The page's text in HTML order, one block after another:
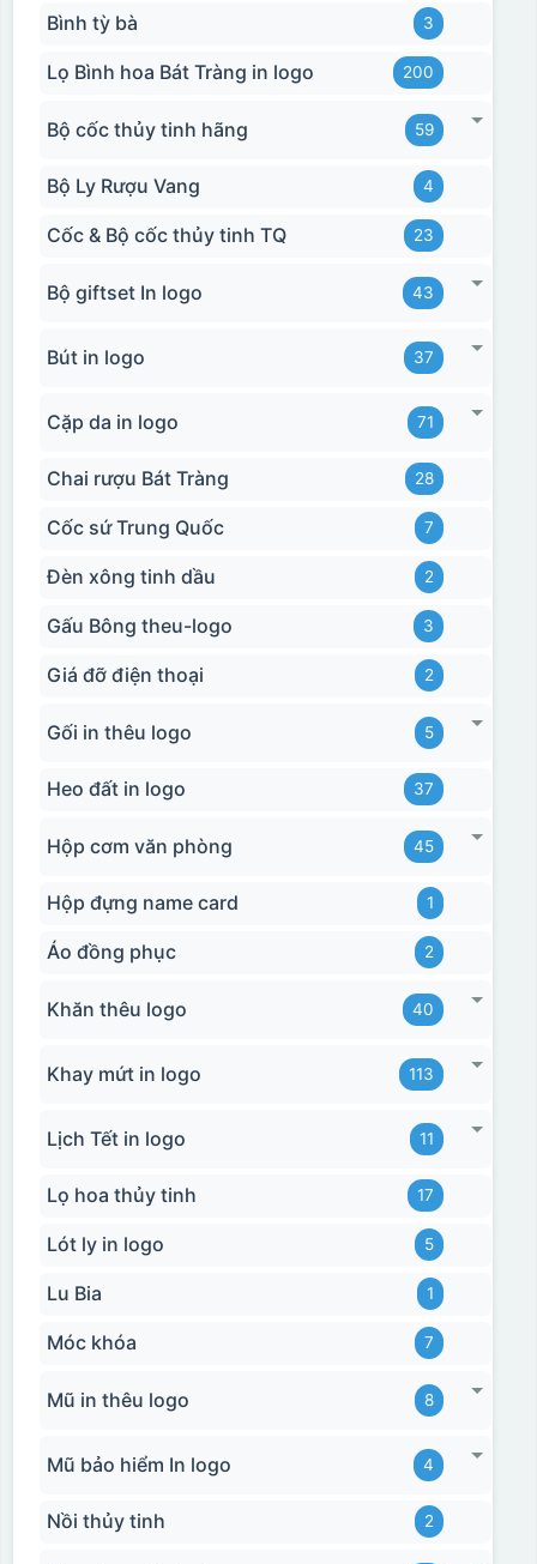
Bình tỳ bà 3
Lọ Bình hoa Bát Tràng in logo 200
Bộ cốc thủy tinh hãng 59
Bộ Ly Rượu Vang 4
Cốc & Bộ cốc thủy tinh TQ 23
Bộ giftset In logo 43
Bút in logo 37
Cặp da in logo 71
Chai rượu Bát Tràng 28
Cốc sứ Trung Quốc 7
Đèn xông tinh dầu 2
Gấu Bông theu-logo 3
Giá đỡ điện thoại 2
Gối in thêu logo 5
Heo đất in logo 37
Hộp cơm văn phòng 45
Hộp đựng name card 1
Áo đồng phục 2
Khăn thêu logo 40
Khay mứt in logo 113
Lịch Tết in logo 11
Lọ hoa thủy tinh 17
Lót ly in logo 5
Lu Bia 1
Móc khóa 7
Mũ in thêu logo 8
Mũ bảo hiểm In logo 4
Nồi thủy tinh 2